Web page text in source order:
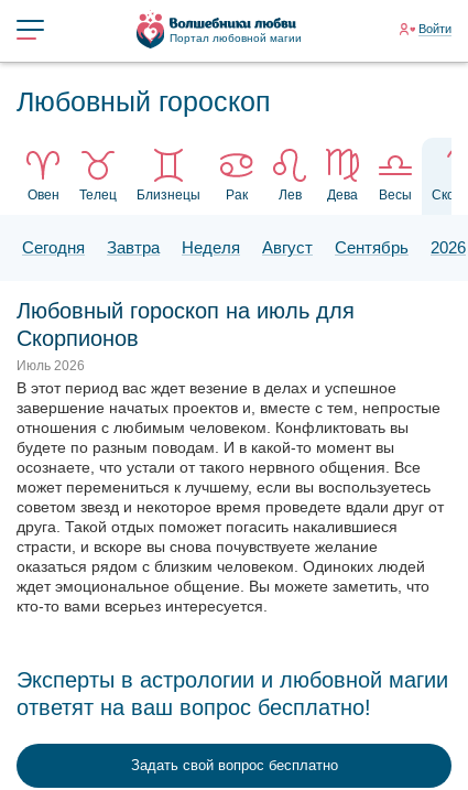
Портал любовной магии
Войти
Любовный гороскоп
Овен Телец Близнецы Рак Лев Дева Весы
Сегодня Завтра Неделя Август Сентябрь 2026
Любовный гороскоп на июль для
Скорпионов
Июль 2026
В этот период вас ждет везение в делах и успешное
завершение начатых проектов и, вместе с тем, непростые
отношения с любимым человеком. Конфликтовать вы
будете по разным поводам. И в какой-то момент вы
осознаете, что устали от такого нервного общения. Все
может перемениться к лучшему, если вы воспользуетесь
советом звезд и некоторое время проведете вдали друг от
друга. Такой отдых поможет погасить накалившиеся
страсти, и вскоре вы снова почувствуете желание
оказаться рядом с близким человеком. Одиноких людей
ждет эмоциональное общение. Вы можете заметить, что
кто-то вами всерьез интересуется.
Эксперты в астрологии и любовной магии
ответят на ваш вопрос бесплатно!
Задать свой вопрос бесплатно